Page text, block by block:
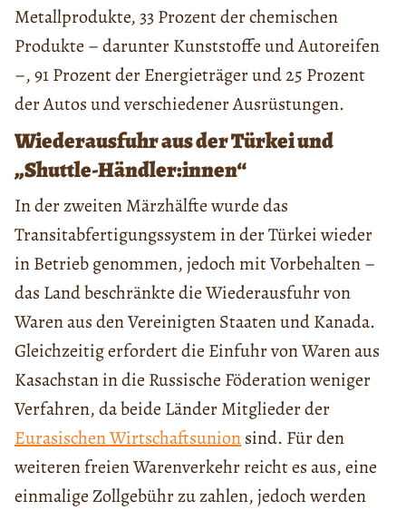
Metallprodukte, 33 Prozent der chemischen
Produkte – darunter Kunststoffe und Autoreifen
–, 91 Prozent der Energieträger und 25 Prozent
der Autos und verschiedener Ausrüstungen.
Wiederausfuhr aus der Türkei und
„Shuttle-Händler:innen“
In der zweiten Märzhälfte wurde das
Transitabfertigungssystem in der Türkei wieder
in Betrieb genommen, jedoch mit Vorbehalten –
das Land beschränkte die Wiederausfuhr von
Waren aus den Vereinigten Staaten und Kanada.
Gleichzeitig erfordert die Einfuhr von Waren aus
Kasachstan in die Russische Föderation weniger
Verfahren, da beide Länder Mitglieder der
Eurasischen Wirtschaftsunionsind. Für den
weiteren freien Warenverkehr reicht es aus, eine
einmalige Zollgebühr zu zahlen, jedoch werden